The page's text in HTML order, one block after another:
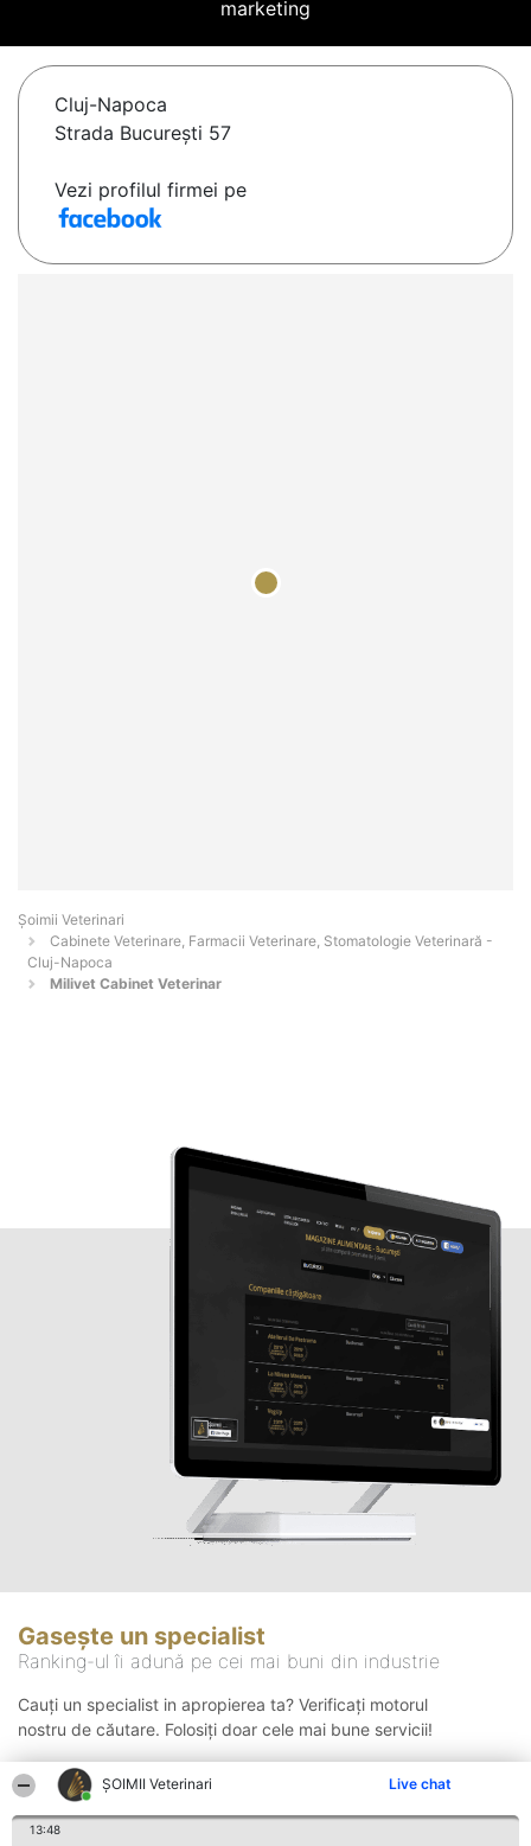
ȘOIMII Veterinari Live chat
13:48
marketing
Cluj-Napoca
Strada București 57
Vezi profilul firmei pe
Șoimii Veterinari
Cabinete Veterinare, Farmacii Veterinare, Stomatologie Veterinară -
Cluj-Napoca
Milivet Cabinet Veterinar
Gasește un specialist
Ranking-ul îi adună pe cei mai buni din industrie
Cauți un specialist in apropierea ta? Verificați motorul
nostru de căutare. Folosiți doar cele mai bune servicii!